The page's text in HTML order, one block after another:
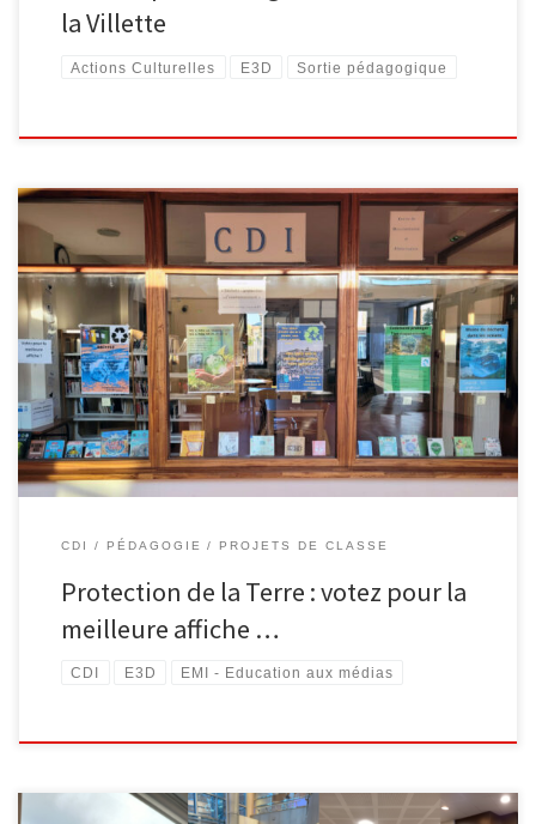
la Villette
Actions Culturelles E3D Sortie pédagogique
[…]
CDI PÉDAGOGIE PROJETS DE CLASSE
Protection de la Terre : votez pour la
meilleure affiche …
CDI E3D EMI - Education aux médias